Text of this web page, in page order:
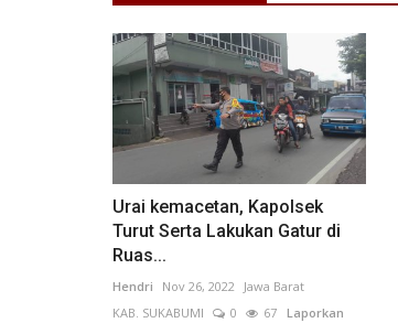
Urai kemacetan, Kapolsek
Turut Serta Lakukan Gatur di
Ruas...
Hendri Nov 26, 2022
Jawa Barat
KAB. SUKABUMI
0 67 Laporkan